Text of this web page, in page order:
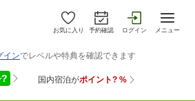
お気に入り 予約確認 ログイン メニュー